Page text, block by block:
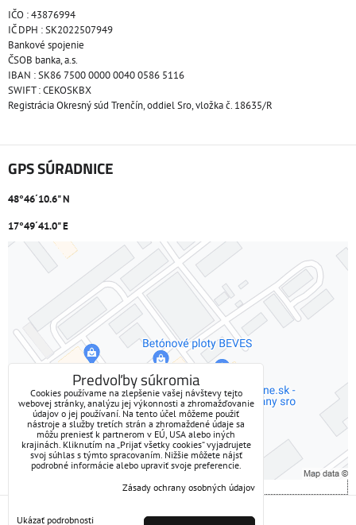
IČO : 43876994
IČ DPH : SK2022507949
Bankové spojenie
ČSOB banka, a.s.
IBAN : SK86 7500 0000 0040 0586 5116
SWIFT : CEKOSKBX
Registrácia Okresný súd Trenčín, oddiel Sro, vložka č. 18635/R
GPS SÚRADNICE
48°46´10.6" N
17°49´41.0" E
Externý obsah je blokovaný Voľbami súkromia
Prajete si načítať externý obsah?
Povoliť tentokrát
Povoliť a zapamätať - súhlas s druhom cookie: Funkčné
Otvoriť obsah v novom okne
Predvoľby súkromia
Cookies používame na zlepšenie vašej návštevy tejto
webovej stránky, analýzu jej výkonnosti a zhromažďovanie
údajov o jej používaní. Na tento účel môžeme použiť
nástroje a služby tretích strán a zhromaždené údaje sa
môžu preniesť k partnerom v EÚ, USA alebo iných
krajinách. Kliknutím na „Prijať všetky cookies“ vyjadrujete
svoj súhlas s týmto spracovaním. Nižšie môžete nájsť
podrobné informácie alebo upraviť svoje preferencie.
Zásady ochrany osobných údajov
Ukázať podrobnosti